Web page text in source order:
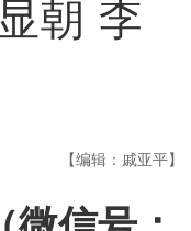
朝 李
【编辑：戚亚平】